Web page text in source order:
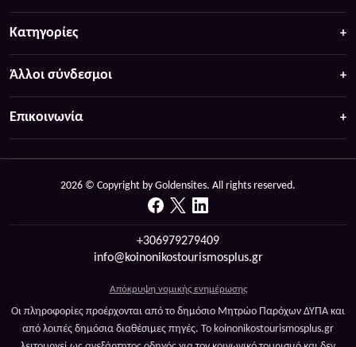
Κατηγορίες
Άλλοι σύνδεσμοι
Επικοινωνία
2026 © Copyright by Goldensites. All rights reserved.
+306979279409
info@koinonikostourismosplus.gr
Απόκρυψη νομικής ενημέρωσης
Οι πληροφορίες προέρχονται από το δημόσιο Μητρώο Παρόχων ΔΥΠΑ και
από λοιπές δημόσια διαθέσιμες πηγές. Το koinonikostourismosplus.gr